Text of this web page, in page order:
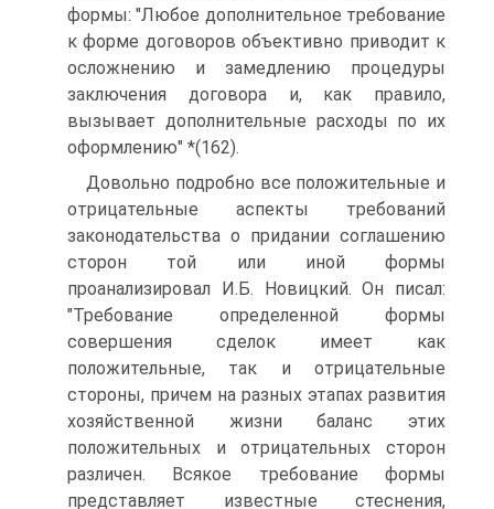
формы: "Любое дополнительное требование
к форме договоров объективно приводит к
осложнению и замедлению процедуры
заключения договора и, как правило,
вызывает дополнительные расходы по их
оформлению" *(162).
Довольно подробно все положительные и
отрицательные аспекты требований
законодательства о придании соглашению
сторон той или иной формы
проанализировал И.Б. Новицкий. Он писал:
"Требование определенной формы
совершения сделок имеет как
положительные, так и отрицательные
стороны, причем на разных этапах развития
хозяйственной жизни баланс этих
положительных и отрицательных сторон
различен. Всякое требование формы
представляет известные стеснения,